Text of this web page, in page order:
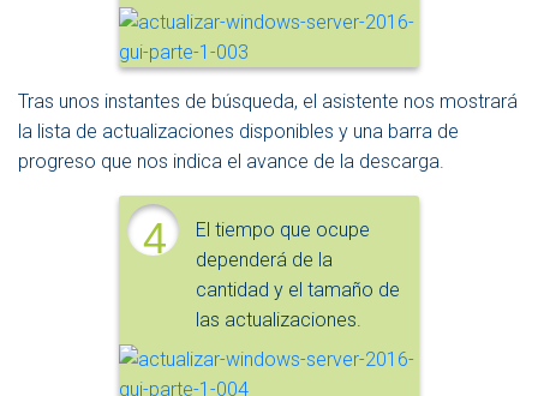
Tras unos instantes de búsqueda, el asistente nos mostrará
la lista de actualizaciones disponibles y una barra de
progreso que nos indica el avance de la descarga.
4
El tiempo que ocupe
dependerá de la
cantidad y el tamaño de
las actualizaciones.